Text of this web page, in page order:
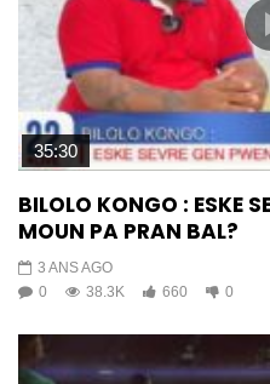
35:30
BILOLO KONGO : ESKE
MOUN PA PRAN BAL?
3 ANS AGO
0
38.3K 660 0